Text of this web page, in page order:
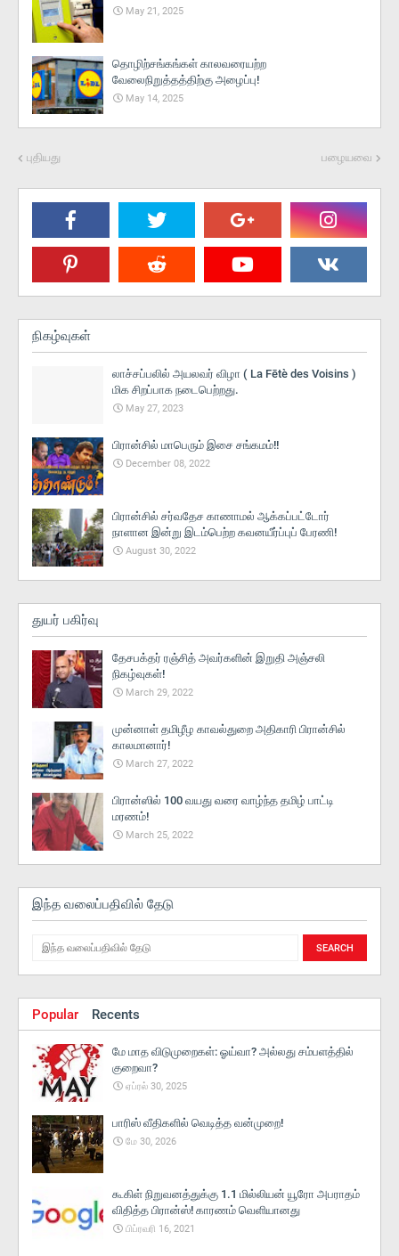
May 21, 2025
தொழிற்சங்கங்கள் காலவரையற்ற
வேலைநிறுத்தத்திற்கு அழைப்பு!
May 14, 2025
புதியது பழையவை
நிகழ்வுகள்
லாச்சப்பலில் அயலவர் விழா ( La Fētè des Voisins )
மிக சிறப்பாக நடைபெற்றது.
May 27, 2023
பிரான்சில் மாபெரும் இசை சங்கமம்!!
December 08, 2022
பிரான்சில் சர்வதேச காணாமல் ஆக்கப்பட்டோர்
நாளான இன்று இடம்பெற்ற கவனயீர்ப்புப் பேரணி!
August 30, 2022
துயர் பகிர்வு
தேசபக்தர் ரஞ்சித் அவர்களின் இறுதி அஞ்சலி
நிகழ்வுகள்!
March 29, 2022
முன்னாள் தமிழீழ காவல்துறை அதிகாரி பிரான்சில்
காலமானார்!
March 27, 2022
பிரான்ஸில் 100 வயது வரை வாழ்ந்த தமிழ் பாட்டி
மரணம்!
March 25, 2022
இந்த வலைப்பதிவில் தேடு
Popular Recents
மே மாத விடுமுறைகள்: ஓய்வா? அல்லது சம்பளத்தில்
குறைவா?
ஏப்ரல் 30, 2025
பாரிஸ் வீதிகளில் வெடித்த வன்முறை!
மே 30, 2026
கூகிள் நிறுவனத்துக்கு 1.1 மில்லியன் யூரோ அபராதம்
விதித்த பிரான்ஸ்! காரணம் வெளியானது
பிப்ரவரி 16, 2021